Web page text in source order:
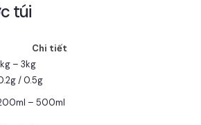
túi
Chi tiết
– 3kg
/ 0.5g
– 500ml